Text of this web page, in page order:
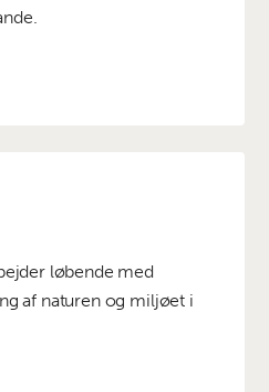
løbende med
af naturen og miljøet i